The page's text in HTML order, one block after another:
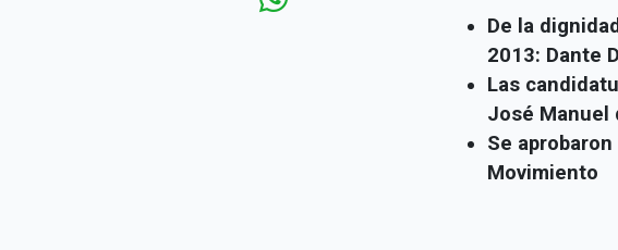
De la
2013: Dante
Las
José Manuel
Se
Movimiento